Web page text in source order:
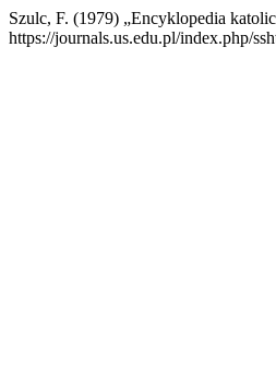
Szulc, F. (1979) „Encyklopedia
https://journals.us.edu.pl/index.php/